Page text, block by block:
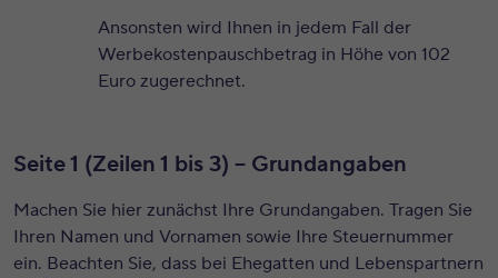
Ansonsten wird Ihnen in jedem Fall der
Werbekostenpauschbetrag in Höhe von 102
Euro zugerechnet.
Seite 1 (Zeilen 1 bis 3) – Grundangaben
Machen Sie hier zunächst Ihre Grundangaben. Tragen Sie
Ihren Namen und Vornamen sowie Ihre Steuernummer
ein. Beachten Sie, dass bei Ehegatten und Lebenspartnern